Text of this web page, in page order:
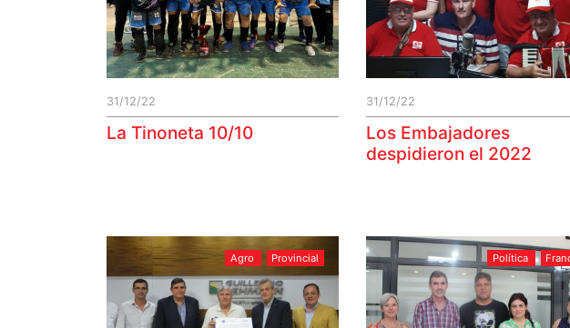
31/12/22
La Tinoneta 10/10
31/12/22
Los Embajadores
despidieron el 2022
Agro Provincial Política